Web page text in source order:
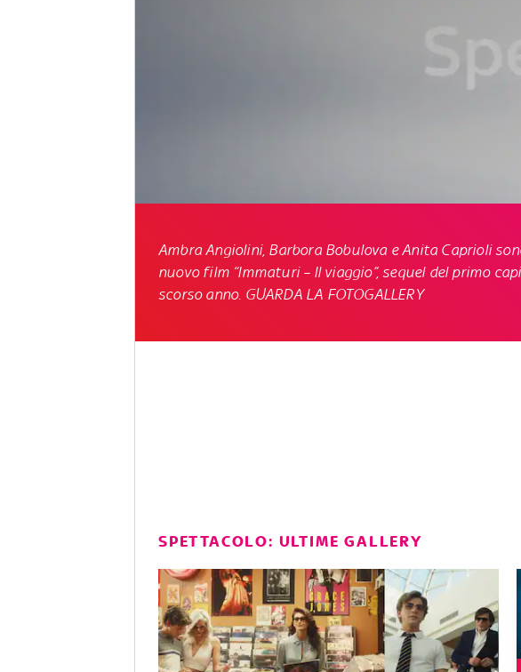
Ambra Angiolini, Barbora Bobulova e Anita Caprioli
nuovo film “Immaturi – Il viaggio”, sequel del primo
scorso anno. GUARDA LA FOTOGALLERY
SPETTACOLO: ULTIME GALLERY